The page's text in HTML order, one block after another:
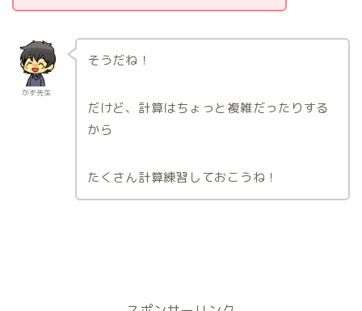
かず先生
そうだね！
だけど、計算はちょっと複雑だったりする
から
たくさん計算練習しておこうね！